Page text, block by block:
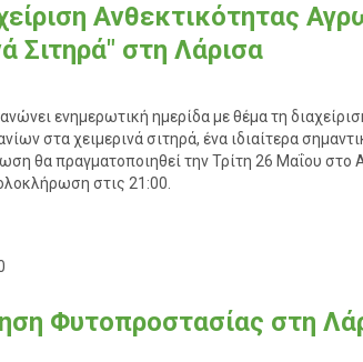
Ανθεκτικότητας
Σιτηρά" στη Λάρισα
ενημερωτική ημερίδα με θέμα τη
στα χειμερινά σιτηρά, ένα ιδιαίτερα
θα πραγματοποιηθεί την Τρίτη 26 Μαΐου στο
στις 21:00.
Φυτοπροστασίας στη